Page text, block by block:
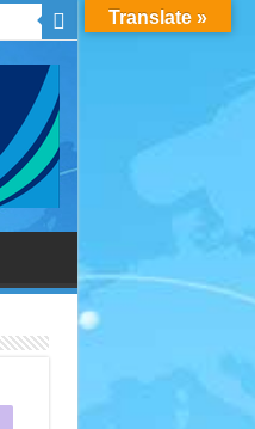
Translate »